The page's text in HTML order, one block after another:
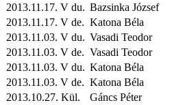
2013.11.17. V du. Bazsinka József
2013.11.17. V de. Katona Béla
2013.11.03. V du. Vasadi Teodor
2013.11.03. V de. Vasadi Teodor
2013.11.03. V du. Katona Béla
2013.11.03. V de. Katona Béla
2013.10.27. Kül. Gáncs Péter